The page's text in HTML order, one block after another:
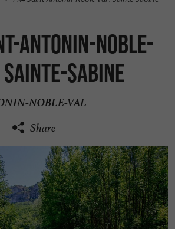
Antonin-Noble-
Sabine
NOBLE-VAL
Share